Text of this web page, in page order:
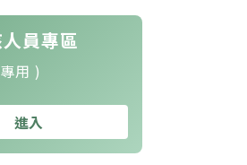
員專區
用 )
進入